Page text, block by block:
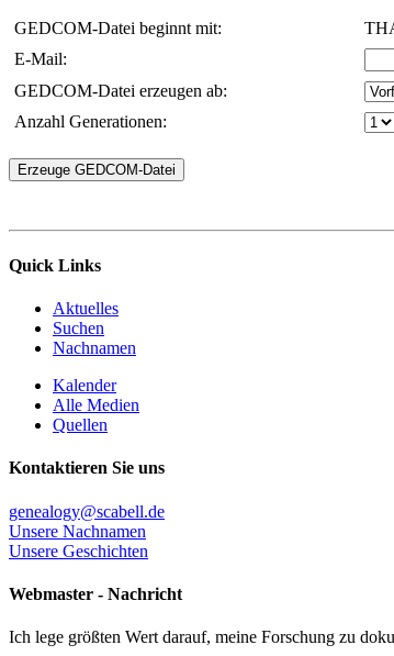
GEDCOM-Datei beginnt mit:
E-Mail:
GEDCOM-Datei erzeugen ab:
Anzahl Generationen:
Quick Links
Aktuelles
Suchen
Nachnamen
Kalender
Alle Medien
Quellen
Kontaktieren Sie uns
genealogy@scabell.de
Unsere Nachnamen
Unsere Geschichten
Webmaster - Nachricht
Ich lege größten Wert darauf, meine Forschung zu